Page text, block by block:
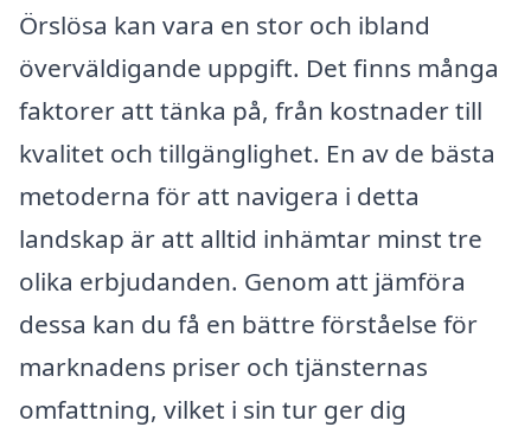
Örslösa kan vara en stor och ibland
överväldigande uppgift. Det finns många
faktorer att tänka på, från kostnader till
kvalitet och tillgänglighet. En av de bästa
metoderna för att navigera i detta
landskap är att alltid inhämtar minst tre
olika erbjudanden. Genom att jämföra
dessa kan du få en bättre förståelse för
marknadens priser och tjänsternas
omfattning, vilket i sin tur ger dig